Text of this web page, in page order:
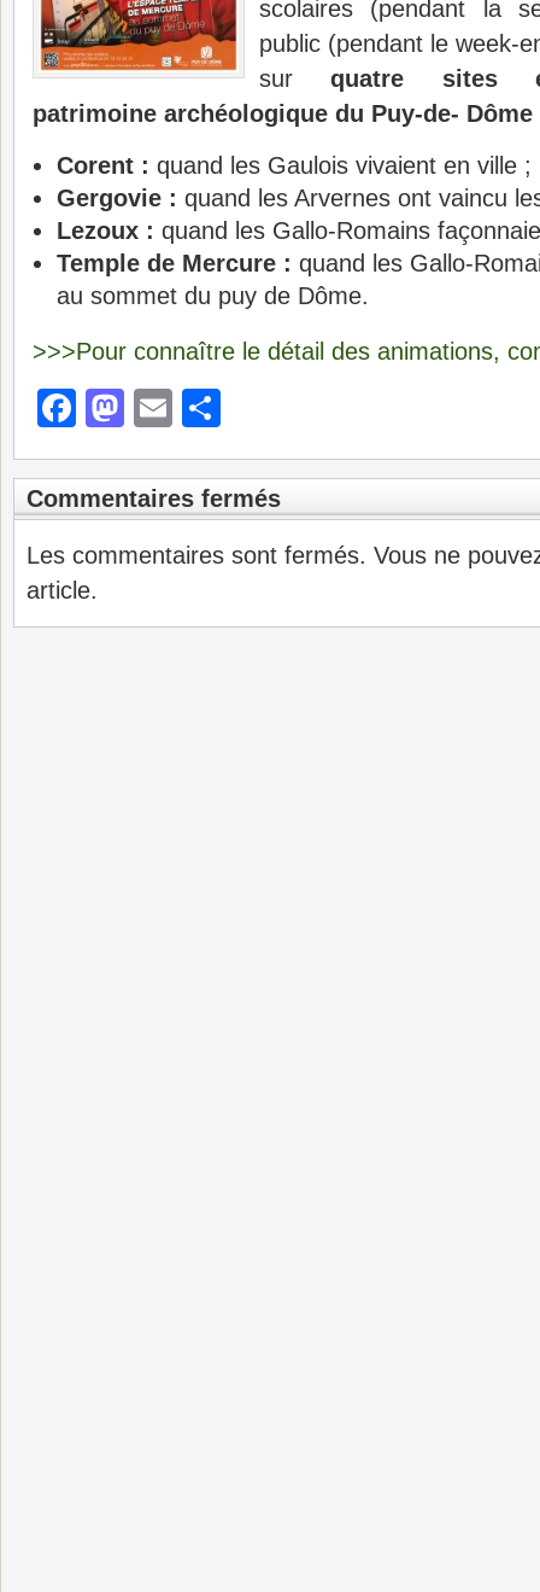
scolaires (pendant la
public (pendant le week-
surquatre sites
patrimoine archéologique du Puy-de- Dôme
Corent : quand les Gaulois vivaient en ville ;
Gergovie : quand les Arvernes ont vaincu
Lezoux : quand les Gallo-Romains
Temple de Mercure : quand les Gallo-
au sommet du puy de Dôme.
>>>Pour connaître le détail des animations,
Facebook
Mastodon
Email
Commentaires fermés
Les commentaires sont fermés. Vous ne
article.